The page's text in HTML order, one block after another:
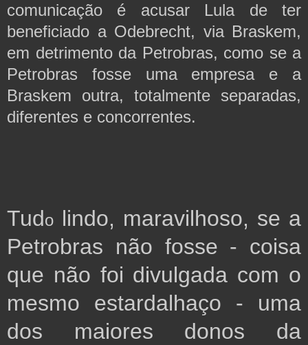
comunicação é acusar Lula de ter
beneficiado a Odebrecht, via Braskem,
em detrimento da Petrobras, como se a
Petrobras fosse uma empresa e a
Braskem outra, totalmente separadas,
diferentes e concorrentes.
Tudo lindo, maravilhoso, se a
Petrobras não fosse - coisa
que não foi divulgada com o
mesmo estardalhaço - uma
dos maiores donos da